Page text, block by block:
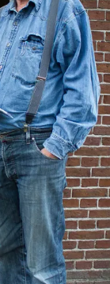
juni juli
juni juli